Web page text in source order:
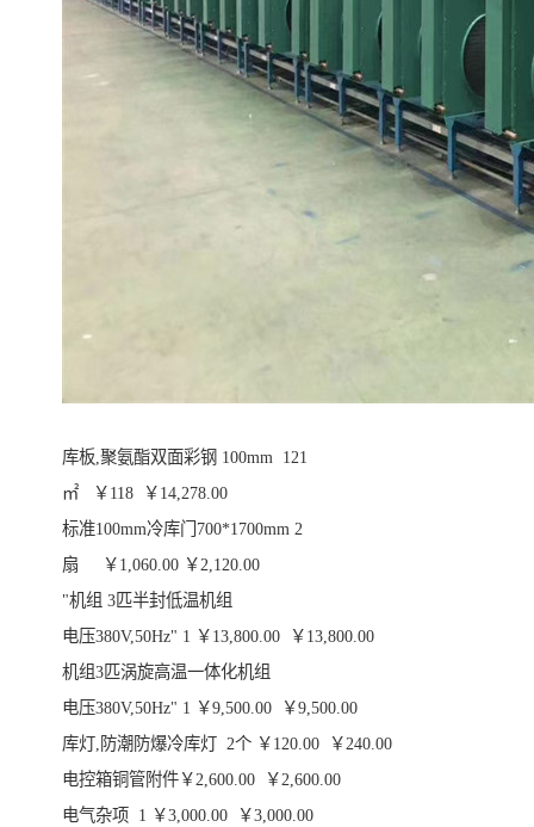
库板,聚氨酯双面彩钢 100mm 121
㎡ ￥118 ￥14,278.00
标准100mm冷库门700*1700mm 2
扇 ￥1,060.00 ￥2,120.00
"机组 3匹半封低温机组
电压380V,50Hz" 1 ￥13,800.00 ￥13,800.00
机组3匹涡旋高温一体化机组
电压380V,50Hz" 1 ￥9,500.00 ￥9,500.00
库灯,防潮防爆冷库灯 2个 ￥120.00 ￥240.00
电控箱铜管附件￥2,600.00 ￥2,600.00
电气杂项 1 ￥3,000.00 ￥3,000.00